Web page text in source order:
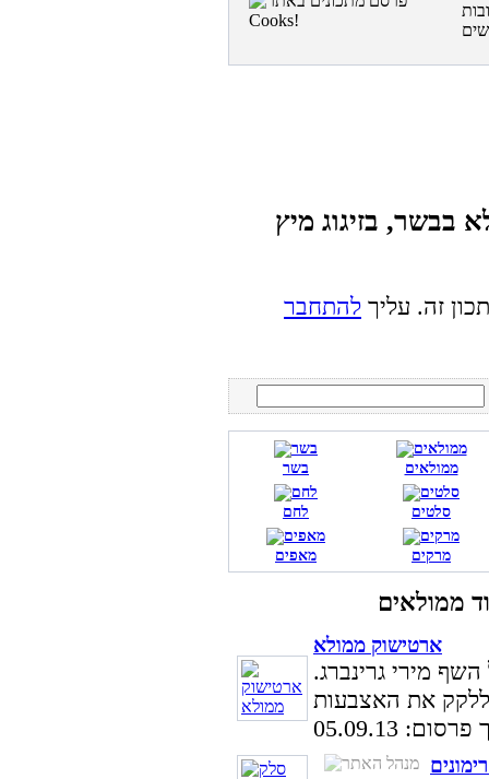
בבשר, בזיגוג מיץ
זה. עליך להתחבר
בשר ממולאים
לחם סלטים
מאפים מרקים
ארטישוק ממולא
מירי גרינברג.
05.09.13